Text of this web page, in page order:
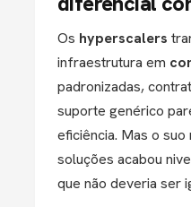
Os hyperscalers
infraestrutura em
padronizadas,
suporte genérico
eficiência. Mas o
soluções acabou
que não deveria ser